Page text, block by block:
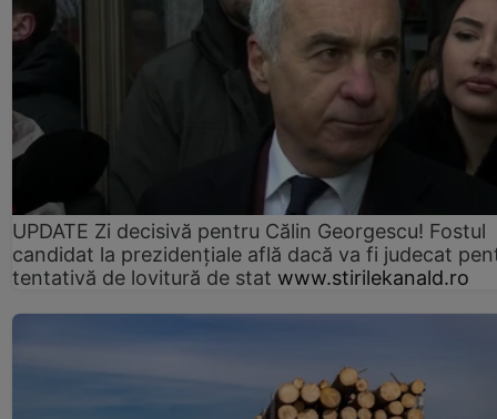
UPDATE Zi decisivă pentru Călin Georgescu! Fostul
candidat la prezidențiale află dacă va fi judecat
tentativă de lovitură de stat www.stirilekanald.ro